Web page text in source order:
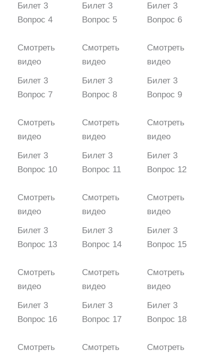
Билет 3
Вопрос 4
Смотреть
видео
Билет 3
Вопрос 5
Смотреть
видео
Билет 3
Вопрос 6
Смотреть
видео
Билет 3
Вопрос 7
Смотреть
видео
Билет 3
Вопрос 8
Смотреть
видео
Билет 3
Вопрос 9
Смотреть
видео
Билет 3
Вопрос 10
Смотреть
видео
Билет 3
Вопрос 11
Смотреть
видео
Билет 3
Вопрос 12
Смотреть
видео
Билет 3
Вопрос 13
Смотреть
видео
Билет 3
Вопрос 14
Смотреть
видео
Билет 3
Вопрос 15
Смотреть
видео
Билет 3
Вопрос 16
Смотреть
Билет 3
Вопрос 17
Смотреть
Билет 3
Вопрос 18
Смотреть